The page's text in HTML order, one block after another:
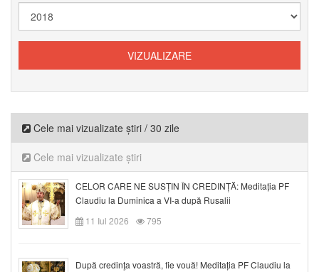
Cele mai vizualizate știri / 30 zile
Cele mai vizualizate știri
CELOR CARE NE SUSȚIN ÎN CREDINȚĂ: Meditația PF
Claudiu la Duminica a VI-a după Rusalii
11 Iul 2026
795
După credinţa voastră, fie vouă! Meditația PF Claudiu la